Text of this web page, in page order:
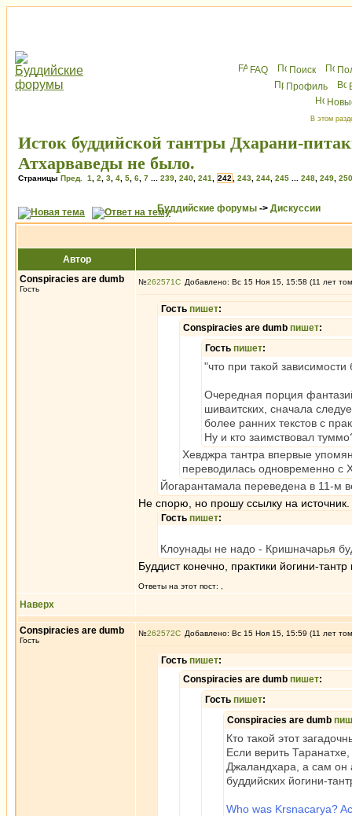
FAQ Поиск
Профиль
В этом
Исток буддийской тантры Дхарани-
Атхарваведы не было.
Страницы Пред. 1 2 3 4 5 6 7 239 240 241 242 243 244 245 248 249 250
Буддийские форумы -> Дискуссии
Автор
Conspiracies are dumb
Гость
№262571 Добавлено: Вс 15 Ноя 15, 15:58 (11 лет
Гость пишет:
Conspiracies are dumb пишет:
Гость пишет:
"что при такой
Очередная порция
шиваитских, сначала
более ранних текстов с
Ну и кто заимствовал
Хевджра тантра впервые
переводилась одновременно с
Йогарантамала переведена в 11-м
Не спорю, но прошу ссылку на источник.
Гость пишет:
Клоунады не надо - Кришначарья
Буддист конечно, практики йогини-
Ответы на этот пост:
Наверх
Conspiracies are dumb
Гость
№262572 Добавлено: Вс 15 Ноя 15, 15:59 (11 лет
Гость пишет:
Conspiracies are dumb пишет:
Гость пишет:
Conspiracies are dumb
Кто такой этот
Если верить
Джаландхара, а сам он
буддийских йогини-
Who was Krsnacarya?